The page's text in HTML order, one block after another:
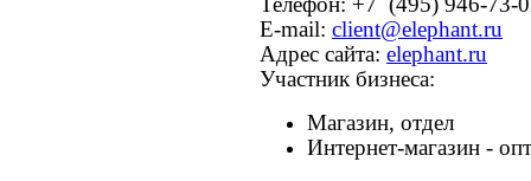
Телефон: +7 (495) 946-73-
E-mail: client@elephant.ru
Адрес сайта: elephant.ru
Участник бизнеса:
Магазин, отдел
Интернет-магазин - опт